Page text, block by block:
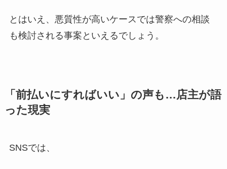
とはいえ、悪質性が高いケースでは警察への相談
も検討される事案といえるでしょう。
「前払いにすればいい」の声も…店主が語
った現実
SNSでは、